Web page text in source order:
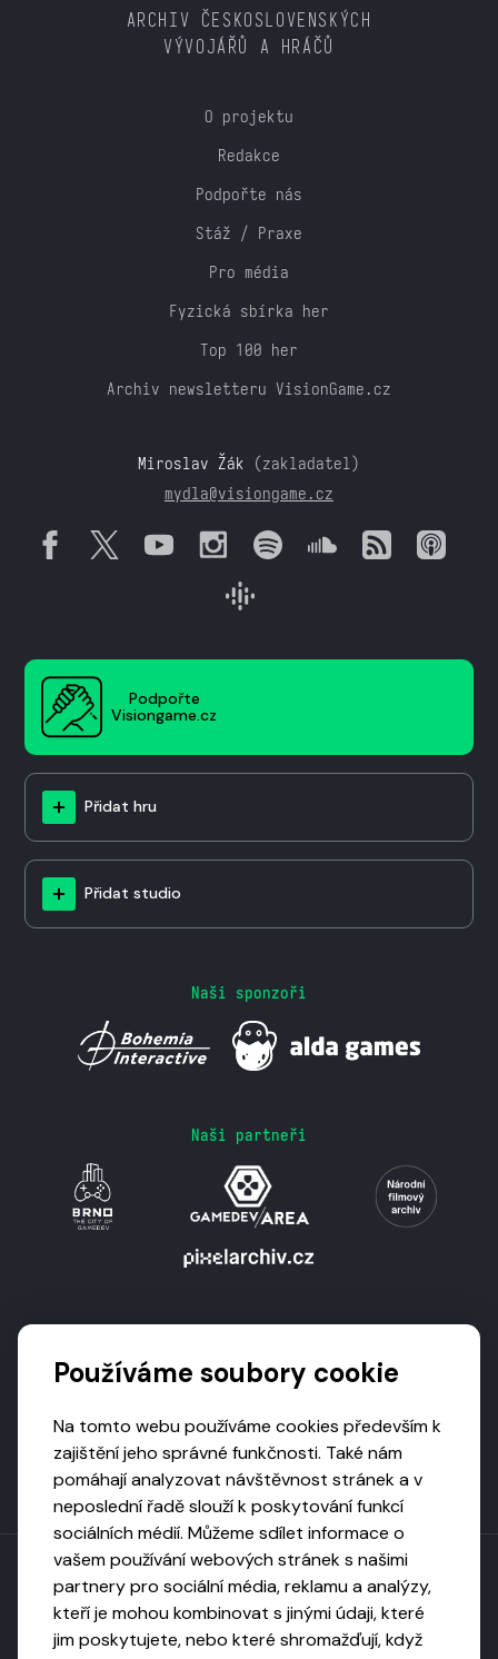
ARCHIV ČESKOSLOVENSKÝCH
VÝVOJÁŘŮ A HRÁČŮ
O projektu
Redakce
Podpořte nás
Stáž / Praxe
Pro média
Fyzická sbírka her
Top 100 her
Archiv newsletteru VisionGame.cz
Miroslav Žák (zakladatel)
mydla@visiongame.cz
Podpořte
Visiongame.cz
Přidat hru
Přidat studio
Naši sponzoři
Naši partneři
Toto dílo podléhá licenci CC BY-NC-ND
Uveďte původ, neužívejte komerčně, nezpracovávejte.
Používáme soubory cookie
Na tomto webu používáme cookies především k
zajištění jeho správné funkčnosti. Také nám
pomáhají analyzovat návštěvnost stránek a v
neposlední řadě slouží k poskytování funkcí
sociálních médií. Můžeme sdílet informace o
vašem používání webových stránek s našimi
partnery pro sociální média, reklamu a analýzy,
kteří je mohou kombinovat s jinými údaji, které
jim poskytujete, nebo které shromažďují, když